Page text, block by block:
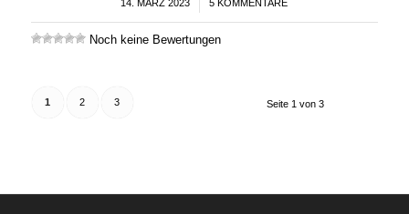
14. MÄRZ 2023
/ 5 KOMMENTARE
Noch keine Bewertungen
Seite 1 von 3
1 2 3